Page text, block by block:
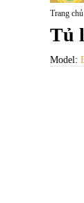
Trang chủ
Tủ
Model: